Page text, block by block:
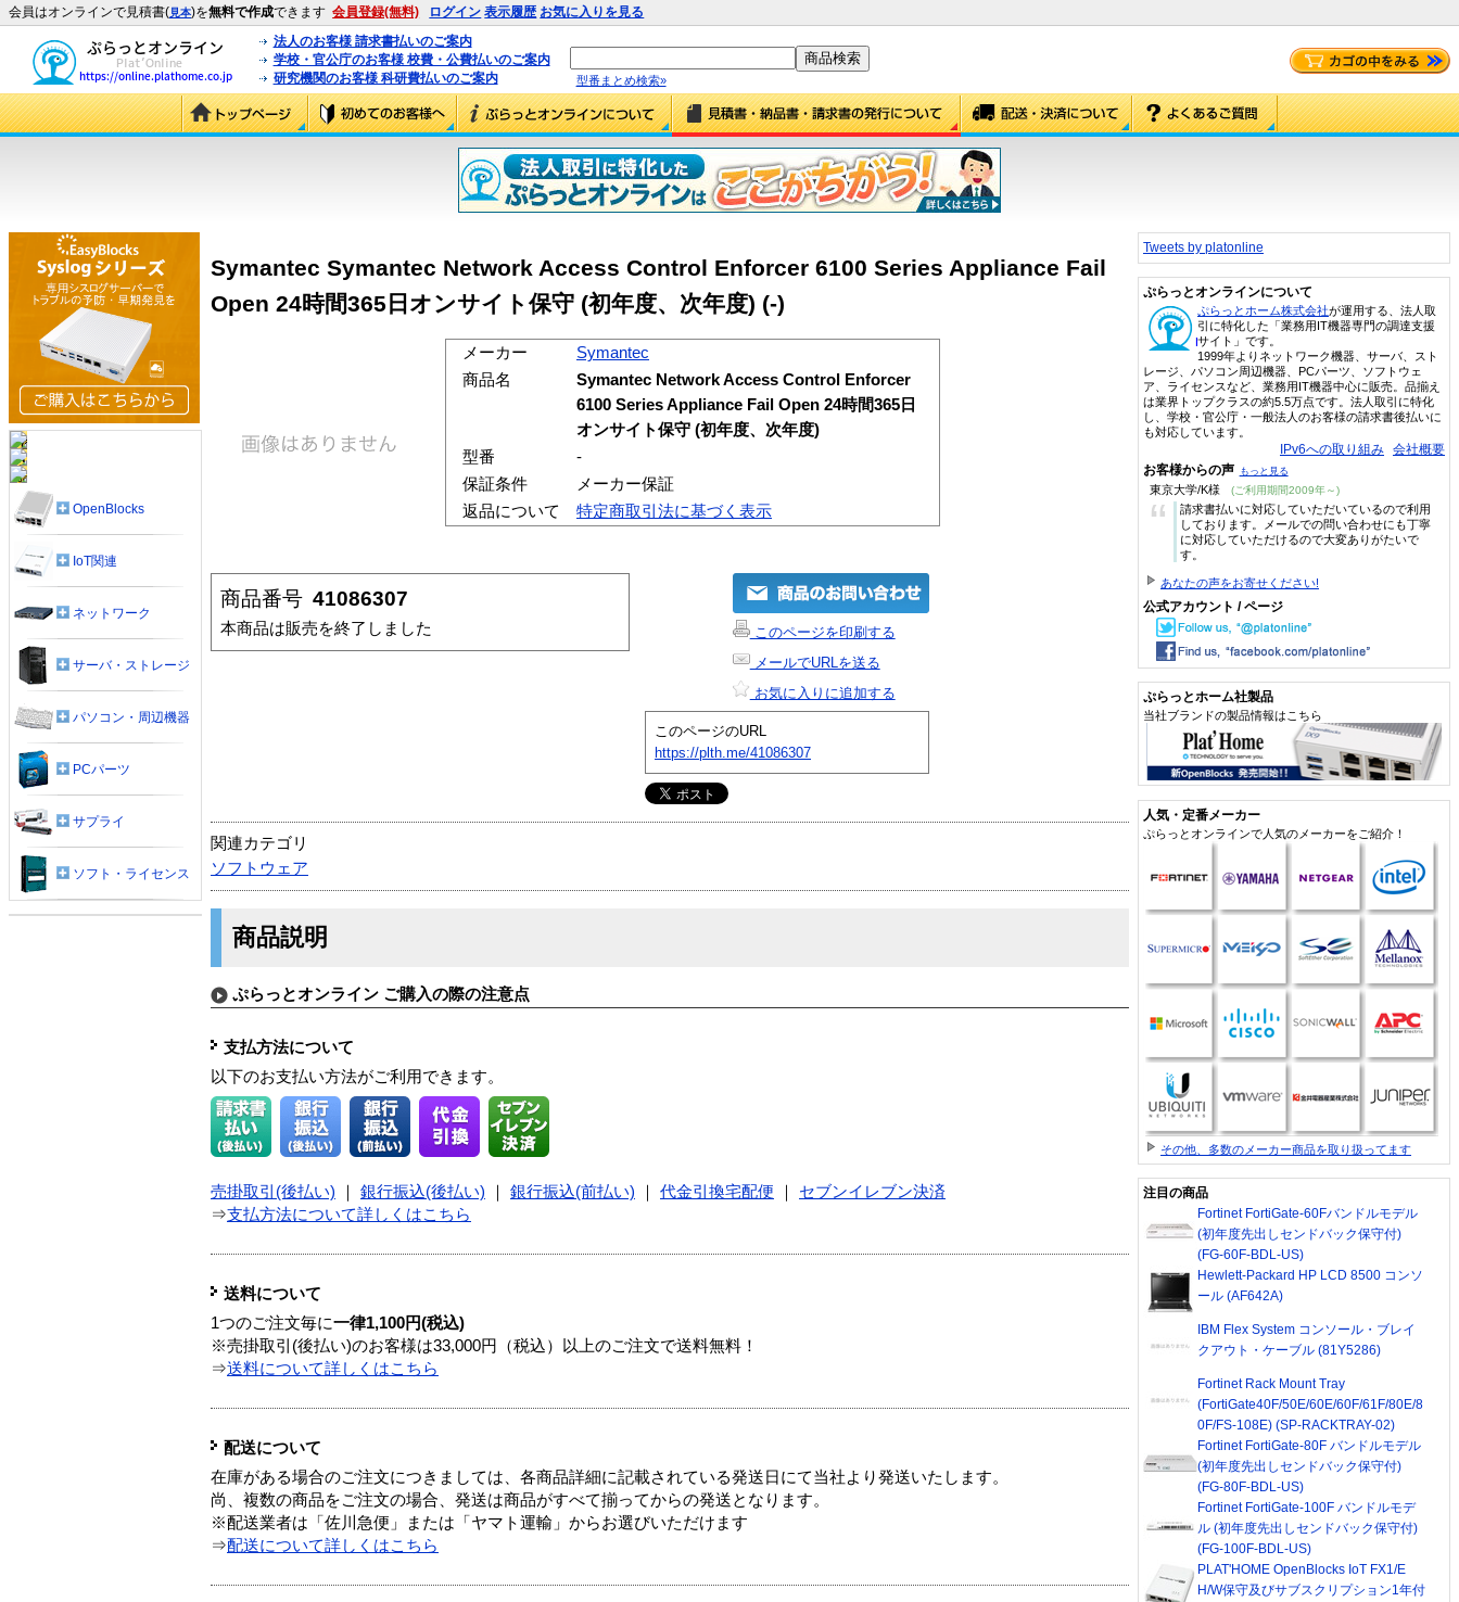
会員はオンラインで見積書(見本)を無料で作成できます 会員登録(無料) ログイン 表示履歴 お気に入りを見る
法人のお客様 請求書払いのご案内
学校・官公庁のお客様 校費・公費払いのご案内
研究機関のお客様 科研費払いのご案内
型番まとめ検索»
Symantec Symantec Network Access Control Enforcer 6100 Series Appliance Fail
Open 24時間365日オンサイト保守 (初年度、次年度) (-)
メーカー
Symantec
商品名
Symantec Network Access Control Enforcer
6100 Series Appliance Fail Open 24時間365日
オンサイト保守 (初年度、次年度)
型番
-
保証条件
メーカー保証
返品について
特定商取引法に基づく表示
商品番号 41086307
本商品は販売を終了しました
このページを印刷する
メールでURLを送る
お気に入りに追加する
このページのURL
https://plth.me/41086307
関連カテゴリ
ソフトウェア
商品説明
ぷらっとオンライン ご購入の際の注意点
支払方法について
以下のお支払い方法がご利用できます。
売掛取引(後払い) 銀行振込(後払い) 銀行振込(前払い) 代金引換宅配便
セブンイレブン決済
⇒支払方法について詳しくはこちら
送料について
1つのご注文毎に一律1,100円(税込)
※売掛取引(後払い)のお客様は33,000円（税込）以上のご注文で送料無料！
⇒送料について詳しくはこちら
配送について
在庫がある場合のご注文につきましては、各商品詳細に記載されている発送日にて当社より発送いたします。
尚、複数の商品をご注文の場合、発送は商品がすべて揃ってからの発送となります。
※配送業者は「佐川急便」または「ヤマト運輸」からお選びいただけます
⇒配送について詳しくはこちら
OpenBlocks
IoT関連
ネットワーク
サーバ・ストレージ
パソコン・周辺機器
PCパーツ
サプライ
ソフト・ライセンス
Tweets by platonline
ぷらっとオンラインについて
ぷらっとホーム株式会社が運用する、法人取
引に特化した「業務用IT機器専門の調達支援
サイト」です。
1999年よりネットワーク機器、サーバ、スト
レージ、パソコン周辺機器、PCパーツ、ソフトウェ
ア、ライセンスなど、業務用IT機器中心に販売。品揃え
は業界トップクラスの約5.5万点です。法人取引に特化
し、学校・官公庁・一般法人のお客様の請求書後払いに
も対応しています。
IPv6への取り組み 会社概要
お客様からの声 もっと見る
東京大学/K様 (ご利用期間2009年～)
“
請求書払いに対応していただいているので利用
しております。メールでの問い合わせにも丁寧
に対応していただけるので大変ありがたいで
す。
あなたの声をお寄せください!
公式アカウント / ページ
ぷらっとホーム社製品
当社ブランドの製品情報はこちら
人気・定番メーカー
ぷらっとオンラインで人気のメーカーをご紹介！
その他、多数のメーカー商品を取り扱ってます
注目の商品
Fortinet FortiGate-60Fバンドルモデル
(初年度先出しセンドバック保守付)
(FG-60F-BDL-US)
Hewlett-Packard HP LCD 8500 コンソ
ール (AF642A)
IBM Flex System コンソール・ブレイ
クアウト・ケーブル (81Y5286)
Fortinet Rack Mount Tray
(FortiGate40F/50E/60E/60F/61F/80E/8
0F/FS-108E) (SP-RACKTRAY-02)
Fortinet FortiGate-80F バンドルモデル
(初年度先出しセンドバック保守付)
(FG-80F-BDL-US)
Fortinet FortiGate-100F バンドルモデ
ル (初年度先出しセンドバック保守付)
(FG-100F-BDL-US)
PLAT'HOME OpenBlocks IoT FX1/E
H/W保守及びサブスクリプション1年付